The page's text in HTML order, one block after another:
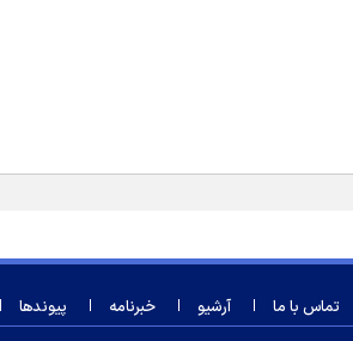
تماس با ما آرشیو خبرنامه پیوندها